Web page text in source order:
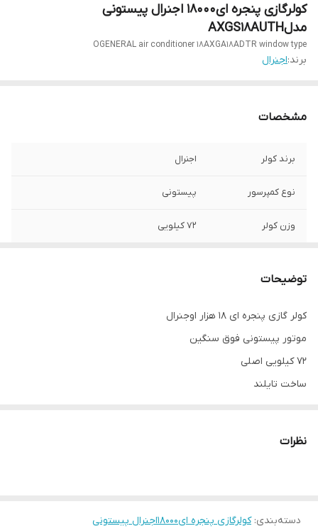
کولرگازی پنجره ای18000 اجنرال پیستونی
مدلAXGS18AUTH
OGENERAL air conditioner 18AXGA18ADTR window type
برند:اجنرال
مشخصات
برند کولر اجنرال
نوع کمپرسور پیستونی
وزن کولر ۷۲ کیلویی
بدنه تمام فلزی
برند کشور مبدا
کشور منتاژه
توضیحات
کولر گازی پنجره ای ۱۸ هزار اوجنرال
موتور پیستونی فوق سنگین
۷۲ کیلویی اصلی
ساخت تایلند
گاز مبرد ۲۲
نظرات
دسته‌بندی:
کولرگازی پنجره ای18000اجنرال پیستونی